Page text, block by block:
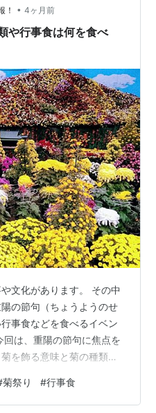
！ • 4ヶ月前
や行事食は何を食べ
文化があります。 その中
の節句（ちょうようのせ
事食などを食べるイベン
回は、重陽の節句に焦点を
を飾る意味と菊の種類、
（重陽の節句とは？）
？ （菊の種類） 重陽の節
菊祭り #行事食